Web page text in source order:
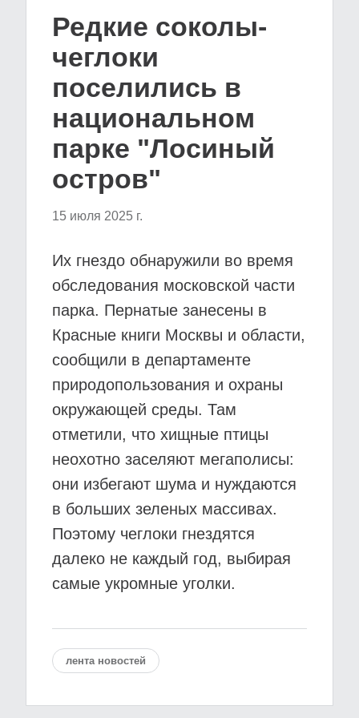
Редкие соколы-
чеглоки
поселились в
национальном
парке "Лосиный
остров"
15 июля 2025 г.
Их гнездо обнаружили во время
обследования московской части
парка. Пернатые занесены в
Красные книги Москвы и области,
сообщили в департаменте
природопользования и охраны
окружающей среды. Там
отметили, что хищные птицы
неохотно заселяют мегаполисы:
они избегают шума и нуждаются
в больших зеленых массивах.
Поэтому чеглоки гнездятся
далеко не каждый год, выбирая
самые укромные уголки.
лента новостей